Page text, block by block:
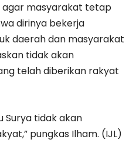
masyarakat tetap
dirinya bekerja
daerah dan masyarakat
tidak akan
telah diberikan rakyat
Surya tidak akan
pungkas Ilham. (IJL)